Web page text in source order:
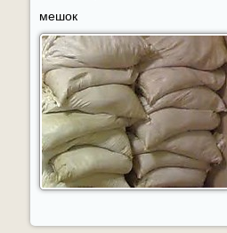
мешок